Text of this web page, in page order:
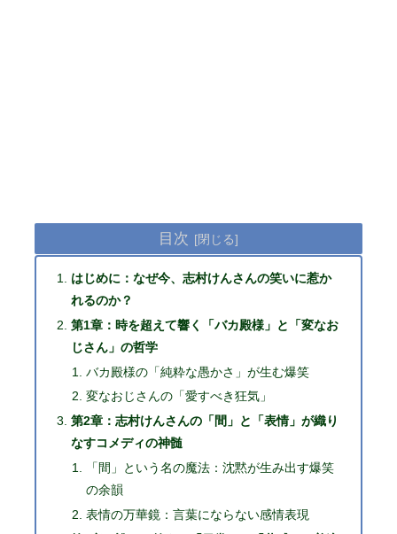
目次
はじめに：なぜ今、志村けんさんの笑いに惹か
れるのか？
第1章：時を超えて響く「バカ殿様」と「変なお
じさん」の哲学
バカ殿様の「純粋な愚かさ」が生む爆笑
変なおじさんの「愛すべき狂気」
第2章：志村けんさんの「間」と「表情」が織り
なすコメディの神髄
「間」という名の魔法：沈黙が生み出す爆笑
の余韻
表情の万華鏡：言葉にならない感情表現